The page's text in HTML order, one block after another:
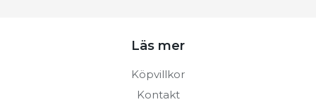
Läs mer
Köpvillkor
Kontakt